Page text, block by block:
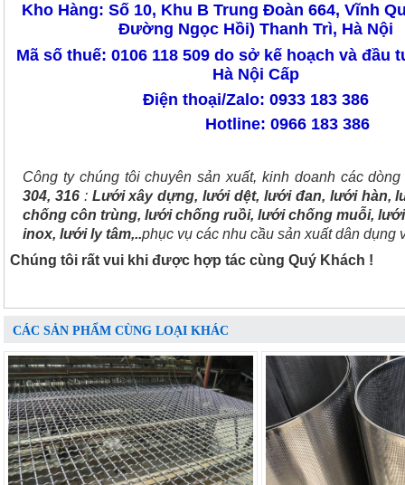
Kho Hàng: Số 10, Khu B Trung Đoàn 664, Vĩnh
Đường Ngọc Hồi) Thanh Trì, Hà Nội
Mã số thuế: 0106 118 509 do sở kế hoạch và đầu
Hà Nội Cấp
Điện thoại/Zalo: 0933 183 386
Hotline: 0966 183 386
Công ty chúng tôi chuyên sản xuất, kinh doanh các
304, 316 :Lưới xây dựng, lưới dệt, lưới đan, lưới hàn,
chống côn trùng, lưới chống ruồi, lưới chống muỗi,
inox, lưới ly tâm,..phục vụ các nhu cầu sản xuất dân dụng
Chúng tôi rất vui khi được hợp tác cùng Quý Khách !
CÁC SẢN PHẨM CÙNG LOẠI KHÁC